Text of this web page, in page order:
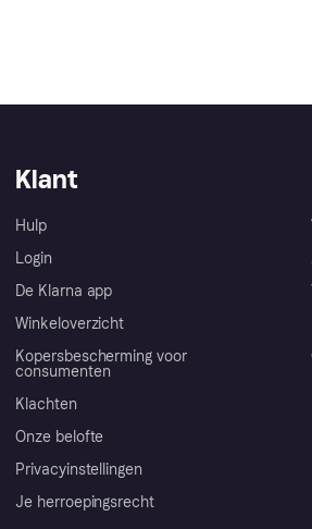
Klant
Hulp
Login
De Klarna app
Winkeloverzicht
Kopersbescherming voor
consumenten
Klachten
Onze belofte
Privacyinstellingen
Je herroepingsrecht